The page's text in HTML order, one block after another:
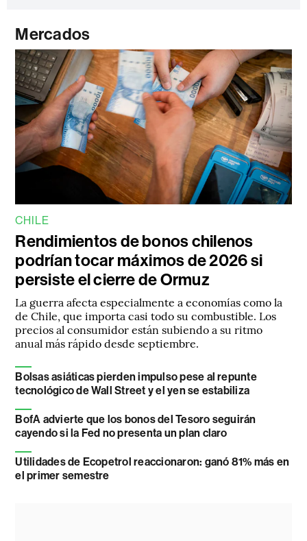
Mercados
CHILE
Rendimientos de bonos chilenos
podrían tocar máximos de 2026 si
persiste el cierre de Ormuz
La guerra afecta especialmente a economías como la
de Chile, que importa casi todo su combustible. Los
precios al consumidor están subiendo a su ritmo
anual más rápido desde septiembre.
Bolsas asiáticas pierden impulso pese al repunte
tecnológico de Wall Street y el yen se estabiliza
BofA advierte que los bonos del Tesoro seguirán
cayendo si la Fed no presenta un plan claro
Utilidades de Ecopetrol reaccionaron: ganó 81% más en
el primer semestre